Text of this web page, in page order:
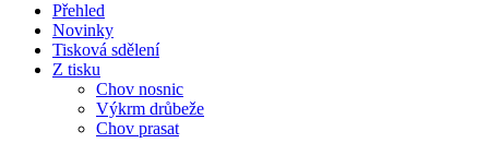
Přehled
Novinky
Tisková sdělení
Z tisku
Chov nosnic
Výkrm drůbeže
Chov prasat